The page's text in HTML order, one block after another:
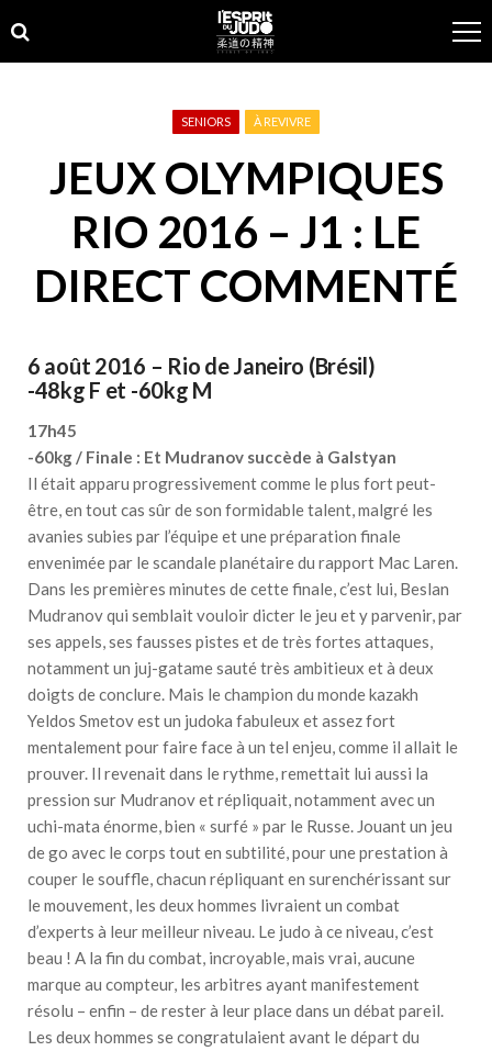
to
navigation
to
content
SENIORS À REVIVRE
JEUX OLYMPIQUES
RIO 2016 – J1 : LE
DIRECT COMMENTÉ
6 août 2016 – Rio de Janeiro (Brésil)
-48kg F et -60kg M
17h45
-60kg / Finale : Et Mudranov succède à Galstyan
Il était apparu progressivement comme le plus fort peut-
être, en tout cas sûr de son formidable talent, malgré les
avanies subies par l’équipe et une préparation finale
envenimée par le scandale planétaire du rapport Mac Laren.
Dans les premières minutes de cette finale, c’est lui, Beslan
Mudranov qui semblait vouloir dicter le jeu et y parvenir, par
ses appels, ses fausses pistes et de très fortes attaques,
notamment un juj-gatame sauté très ambitieux et à deux
doigts de conclure. Mais le champion du monde kazakh
Yeldos Smetov est un judoka fabuleux et assez fort
mentalement pour faire face à un tel enjeu, comme il allait le
prouver. Il revenait dans le rythme, remettait lui aussi la
pression sur Mudranov et répliquait, notamment avec un
uchi-mata énorme, bien « surfé » par le Russe. Jouant un jeu
de go avec le corps tout en subtilité, pour une prestation à
couper le souffle, chacun répliquant en surenchérissant sur
le mouvement, les deux hommes livraient un combat
d’experts à leur meilleur niveau. Le judo à ce niveau, c’est
beau ! A la fin du combat, incroyable, mais vrai, aucune
marque au compteur, les arbitres ayant manifestement
résolu – enfin – de rester à leur place dans un débat pareil.
Les deux hommes se congratulaient avant le départ du